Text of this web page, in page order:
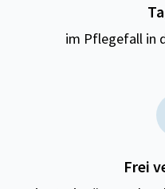
im Pflegefall in
Frei